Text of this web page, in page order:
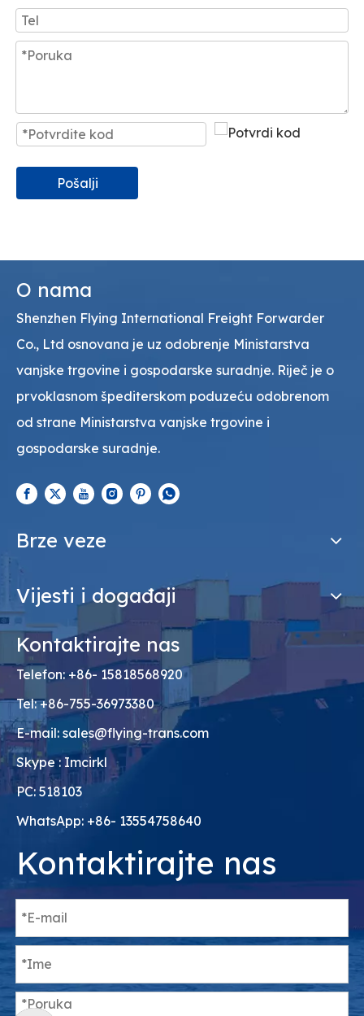
Pošalji
O nama
Shenzhen Flying International Freight Forwarder
Co., Ltd osnovana je uz odobrenje Ministarstva
vanjske trgovine i gospodarske suradnje. Riječ je o
prvoklasnom špediterskom poduzeću odobrenom
od strane Ministarstva vanjske trgovine i
gospodarske suradnje.
Brze veze
Vijesti i događaji
Kontaktirajte nas
Telefon: +86- 15818568920
Tel: +86-755-36973380
E-mail: sales@flying-trans.com
Skype : Imcirkl
PC: 518103
WhatsApp: +86- 13554758640
Kontaktirajte nas